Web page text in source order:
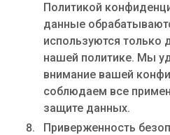
Политикой
данные
используются только
нашей политике. Мы
внимание вашей
соблюдаем все
защите данных.
Приверженность